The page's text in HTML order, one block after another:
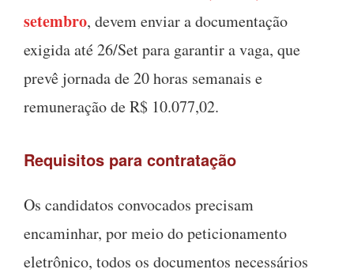
setembro, devem enviar a documentação
exigida até 26/Set para garantir a vaga, que
prevê jornada de 20 horas semanais e
remuneração de R$ 10.077,02.
Requisitos para contratação
Os candidatos convocados precisam
encaminhar, por meio do peticionamento
eletrônico, todos os documentos necessários